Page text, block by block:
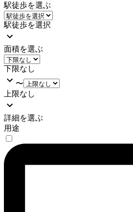
駅徒歩を選ぶ
駅徒歩を選択
面積を選ぶ
下限なし
〜
上限なし
詳細を選ぶ
用途